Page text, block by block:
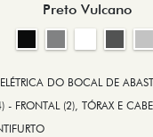
Preto Vulcano
DO BOCAL DE
- FRONTAL (2), TÓRAX E